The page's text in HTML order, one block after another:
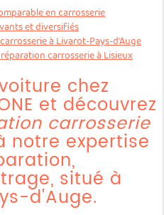
en carrosserie
et diversifiés
à Livarot-Pays-d'Auge
carrosserie à Lisieux
chez
et découvrez
carrosserie
notre expertise
situé à
d'Auge.